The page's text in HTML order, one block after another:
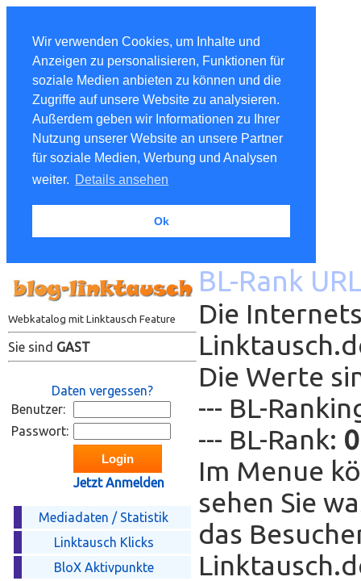
Wir verwenden Cookies, um Inhalte und
Anzeigen zu personalisieren, Funktionen für
soziale Medien anbieten zu können und die
Zugriffe auf unsere Website zu analysieren.
Außerdem geben wir Informationen zu Ihrer
Nutzung unserer Website an unsere Partner
für soziale Medien, Werbung und Analysen
weiter. Details ansehen
Ok
Webkatalog mit Linktausch Feature
Sie sind GAST
Daten vergessen?
Benutzer:
Passwort:
Jetzt Anmelden
Mediadaten / Statistik
Linktausch Klicks
BloX Aktivpunkte
BL-Rank
Die
Die Werte
--- BL-
--- BL-Rank: 0
Im Menue
sehen Sie
das